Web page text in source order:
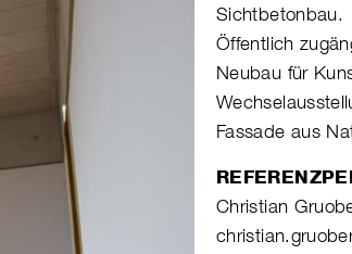
Sichtbetonbau.
Öffentlich
Neubau für
Fassade aus
Christian